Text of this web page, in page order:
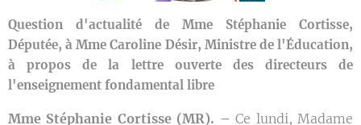
Question d'actualité de Mme Stéphanie Cortisse,
Députée, à Mme Caroline Désir, Ministre de l'Éducation,
à propos de la lettre ouverte des directeurs de
l'enseignement fondamental libre
Mme Stéphanie Cortisse (MR). – Ce lundi, Madame